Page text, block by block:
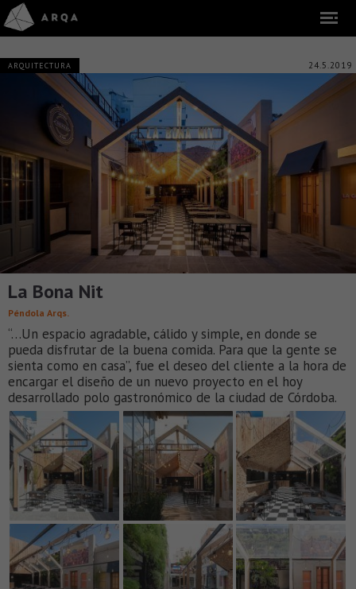
ARQUITECTURA 24.5.2019
La Bona Nit
Péndola Arqs.
“…Un espacio agradable, cálido y simple, en donde se
pueda disfrutar de la buena comida. Para que la gente se
sienta como en casa”, fue el deseo del cliente a la hora de
encargar el diseño de un nuevo proyecto en el hoy
desarrollado polo gastronómico de la ciudad de Córdoba.